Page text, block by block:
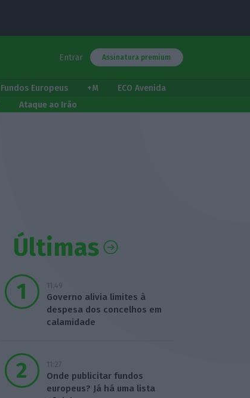
Entrar Assinatura premium
Fundos Europeus +M
ECO Avenida
Ataque ao Irão
Últimas
11:49
Governo alivia limites à
despesa dos concelhos em
calamidade
11:27
Onde publicitar fundos
europeus? Já há uma lista